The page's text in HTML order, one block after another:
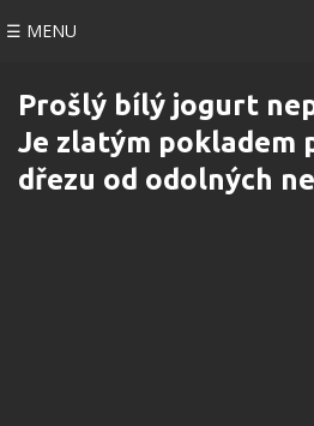
☰ MENU
Prošlý bílý jogurt
Je zlatým pokladem
dřezu od odolných